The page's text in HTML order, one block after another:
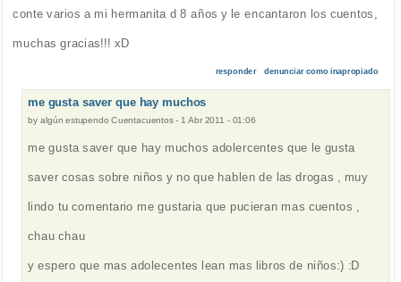
conte varios a mi hermanita d 8 años y le encantaron los cuentos,
muchas gracias!!! xD
responder denunciar como inapropiado
me gusta saver que hay muchos
by algún estupendo Cuentacuentos- 1 Abr 2011 - 01:06
me gusta saver que hay muchos adolercentes que le gusta
saver cosas sobre niños y no que hablen de las drogas , muy
lindo tu comentario me gustaria que pucieran mas cuentos ,
chau chau
y espero que mas adolecentes lean mas libros de niños:) :D